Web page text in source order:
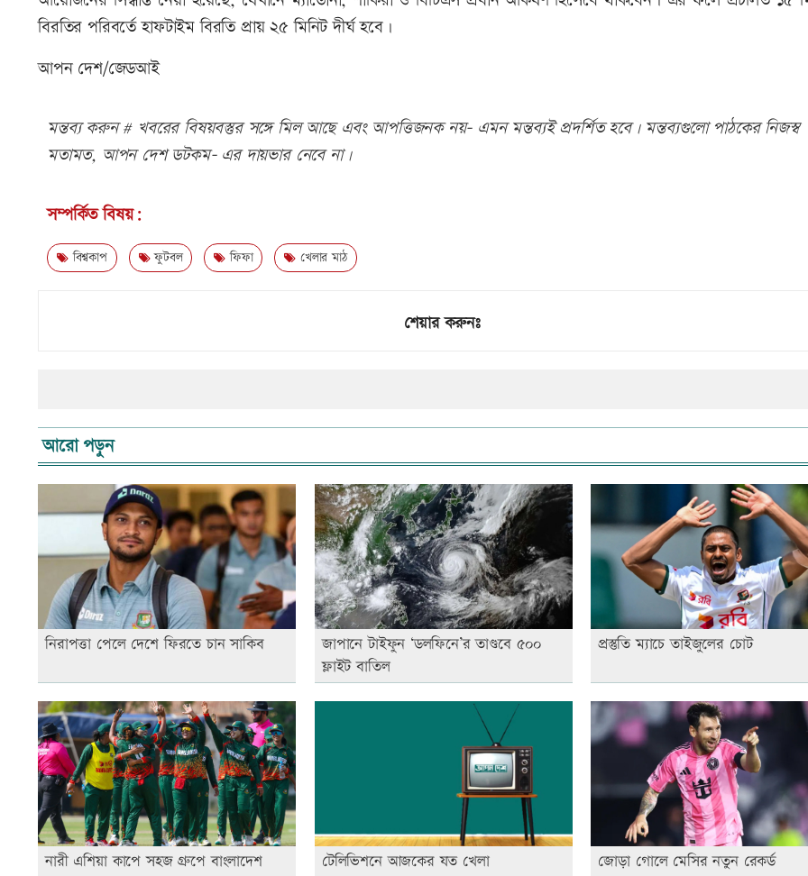
বিরতির পরিবর্তে হাফটাইম বিরতি প্রায় ২৫ মিনিট দীর্ঘ হবে।
আপন দেশ/জেডআই
মন্তব্য করুন # খবরের বিষয়বস্তুর সঙ্গে মিল আছে এবং আপত্তিজনক নয়- এমন মন্তব্যই প্রদর্শিত হবে। মন্তব্যগুলো পাঠকের নিজস্ব
মতামত, আপন দেশ ডটকম- এর দায়ভার নেবে না।
সম্পর্কিত বিষয়:
বিশ্বকাপ ফুটবল ফিফা খেলার মাঠ
শেয়ার করুনঃ
আরো পড়ুন
নিরাপত্তা পেলে দেশে ফিরতে চান সাকিব
জাপানে টাইফুন ‘ডলফিনে’র তাণ্ডবে ৫০০
ফ্লাইট বাতিল
প্রস্তুতি ম্যাচে তাইজুলের চোট
নারী এশিয়া কাপে সহজ গ্রুপে বাংলাদেশ টেলিভিশনে আজকের যত খেলা জোড়া গোলে মেসির নতুন রেকর্ড